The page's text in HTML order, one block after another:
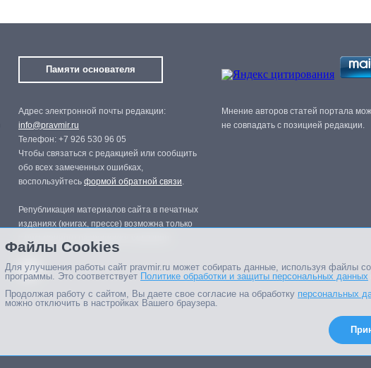
Памяти основателя
Адрес электронной почты редакции:
info@pravmir.ru
Телефон: +7 926 530 96 05
Чтобы связаться с редакцией или сообщить
обо всех замеченных ошибках,
воспользуйтесь формой обратной связи.
Републикация материалов сайта в печатных
изданиях (книгах, прессе) возможна только
Мнение авторов статей портала
не совпадать с позицией редакции.
Файлы Cookies
Для улучшения работы сайт pravmir.ru может собирать данные, используя файлы
программы. Это соответствует Политике обработки и защиты персональных данных
Продолжая работу с сайтом, Вы даете свое согласие на обработку персональных
можно отключить в настройках Вашего браузера.